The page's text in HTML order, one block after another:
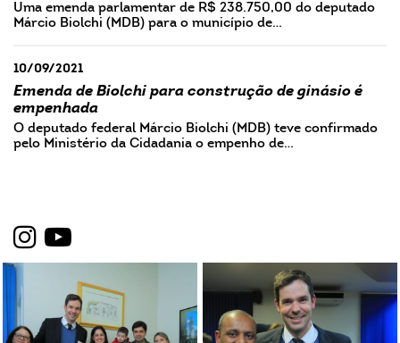
Uma emenda parlamentar de R$ 238.750,00 do deputado
Márcio Biolchi (MDB) para o município de…
10/09/2021
Emenda de Biolchi para construção de ginásio é
empenhada
O deputado federal Márcio Biolchi (MDB) teve confirmado
pelo Ministério da Cidadania o empenho de…